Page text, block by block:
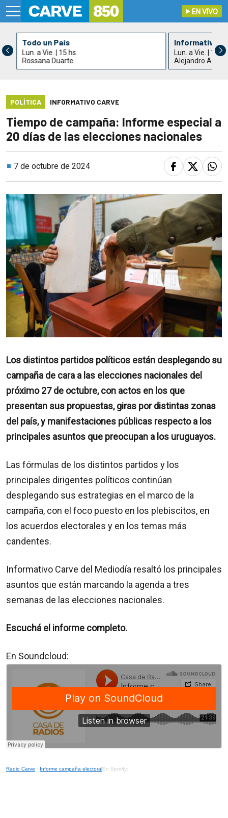
EN VIVO
Todo un País
Lun. a Vie. | 15 hs
Rossana Duarte
Informativo
Lun. a Vie. | 17 hs
Alejandro Acle
POLÍTICA INFORMATIVO CARVE
Tiempo de campaña: Informe especial a
20 días de las elecciones nacionales
7 de octubre de 2024
Los distintos partidos políticos están desplegando su
campaña de cara a las elecciones nacionales del
próximo 27 de octubre, con actos en los que
presentan sus propuestas, giras por distintas zonas
del país, y manifestaciones públicas respecto a los
principales asuntos que preocupan a los uruguayos.
Las fórmulas de los distintos partidos y los
principales dirigentes políticos continúan
desplegando sus estrategias en el marco de la
campaña, con el foco puesto en los plebiscitos, en
los acuerdos electorales y en los temas más
candentes.
Informativo Carve del Mediodía resaltó los principales
asuntos que están marcando la agenda a tres
semanas de las elecciones nacionales.
Escuchá el informe completo.
En Soundcloud:
Radio Carve · Informe campaña electoralEn Spotify: